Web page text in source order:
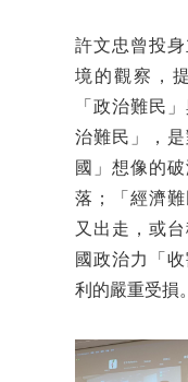
許文忠曾投
境的觀察，
「政治難民
治難民」，
國」想像的
落；「經濟
又出走，或
國政治力「
利的嚴重受損。